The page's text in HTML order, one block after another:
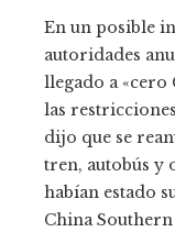
En un posible
autoridades
llegado a «cero
las
dijo que se
tren, autobús y
habían estado
China